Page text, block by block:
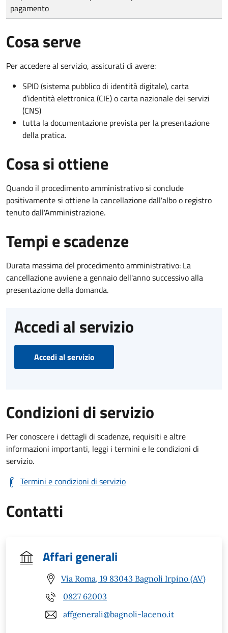
pagamento
Cosa serve
Per accedere al servizio, assicurati di avere:
SPID (sistema pubblico di identità digitale), carta
d’identità elettronica (CIE) o carta nazionale dei servizi
(CNS)
tutta la documentazione prevista per la presentazione
della pratica.
Cosa si ottiene
Quando il procedimento amministrativo si conclude
positivamente si ottiene la cancellazione dall'albo o registro
tenuto dall'Amministrazione.
Tempi e scadenze
Durata massima del procedimento amministrativo: La
cancellazione avviene a gennaio dell'anno successivo alla
presentazione della domanda.
Accedi al servizio
Accedi al servizio
Condizioni di servizio
Per conoscere i dettagli di scadenze, requisiti e altre
informazioni importanti, leggi i termini e le condizioni di
servizio.
Termini e condizioni di servizio
Contatti
Affari generali
Via Roma, 19 83043 Bagnoli Irpino (AV)
0827 62003
affgenerali@bagnoli-laceno.it